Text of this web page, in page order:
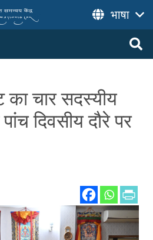
भाषा
का चार सदस्यीय
दिवसीय दौरे पर